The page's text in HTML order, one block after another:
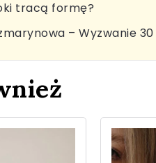
tracą formę?
– Wyzwanie 30